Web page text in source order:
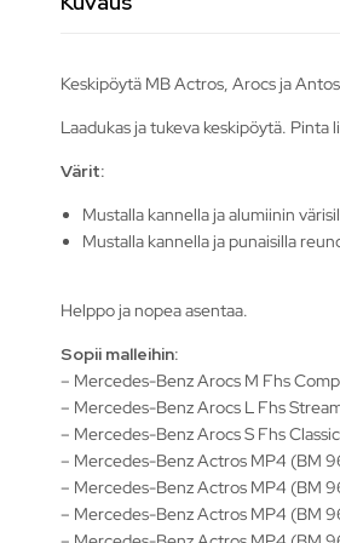
Keskipöytä MB Actros, Arocs ja Antos
Laadukas ja tukeva keskipöytä. Pinta
Värit:
Mustalla kannella ja alumiinin
Mustalla kannella ja punaisilla
Helppo ja nopea asentaa.
Sopii malleihin:
– Mercedes-Benz Arocs M Fhs
– Mercedes-Benz Arocs L Fhs
– Mercedes-Benz Arocs S Fhs
– Mercedes-Benz Actros MP4 (BM
– Mercedes-Benz Actros MP4 (BM
– Mercedes-Benz Actros MP4 (BM